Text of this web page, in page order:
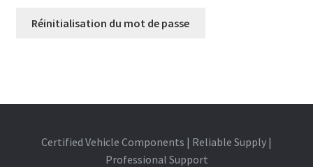
Réinitialisation du mot de passe
Certified Vehicle Components | Reliable Supply |
Professional Support